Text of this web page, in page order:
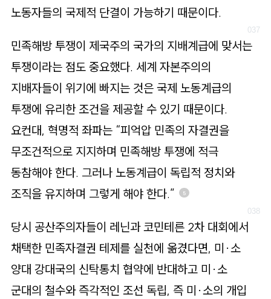
노동자들의 국제적 단결이 가능하기 때문이다.
민족해방 투쟁이 제국주의 국가의 지배계급에 맞서는
투쟁이라는 점도 중요했다. 세계 자본주의의
지배자들이 위기에 빠지는 것은 국제 노동계급의
투쟁에 유리한 조건을 제공할 수 있기 때문이다.
요컨대, 혁명적 좌파는 “피억압 민족의 자결권을
무조건적으로 지지하며 민족해방 투쟁에 적극
동참해야 한다. 그러나 노동계급이 독립적 정치와
조직을 유지하며 그렇게 해야 한다.”
5
당시 공산주의자들이 레닌과 코민테른 2차 대회에서
채택한 민족자결권 테제를 실천에 옮겼다면, 미·소
양대 강대국의 신탁통치 협약에 반대하고 미·소
군대의 철수와 즉각적인 조선 독립, 즉 미·소의 개입